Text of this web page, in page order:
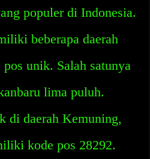
populer di Indonesia.
beberapa daerah
unik. Salah satunya
lima puluh.
di daerah Kemuning,
kode pos 28292.